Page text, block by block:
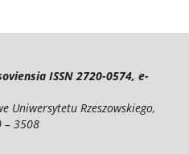
ISSN 2720-0574, e-
Uniwersytetu Rzeszowskiego,
– 3508